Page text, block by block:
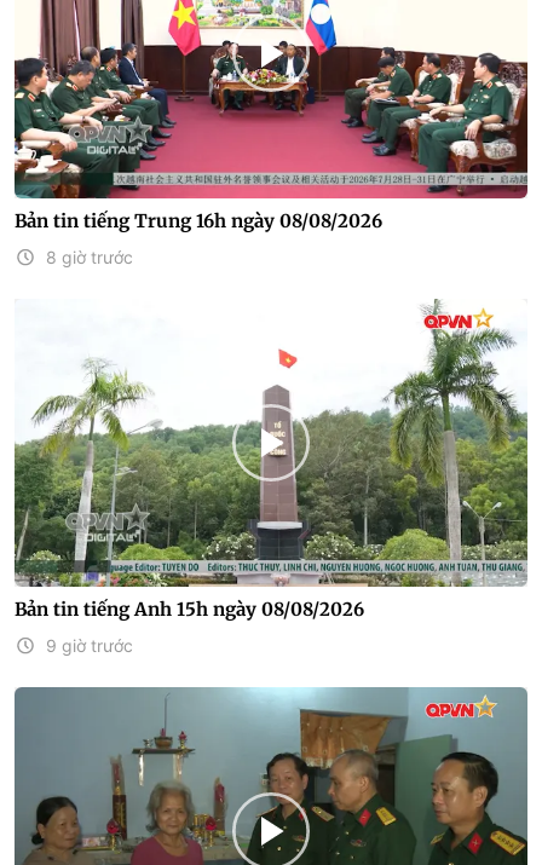
Bản tin tiếng Trung 16h ngày 08/08/2026
8 giờ trước
Bản tin tiếng Anh 15h ngày 08/08/2026
9 giờ trước